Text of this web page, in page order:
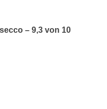
– 9,3 von 10